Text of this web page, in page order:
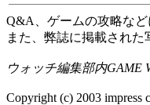
Q&A、ゲームの攻略な
また、弊誌に掲載され
ウォッチ編集部内GAME
Copyright (c) 2003 impress